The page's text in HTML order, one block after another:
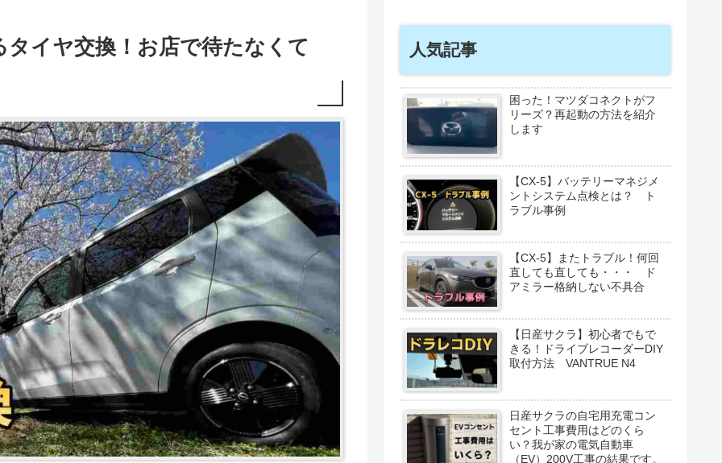
イヤ交換！お店で待たなくて 人気記事
困った！マツダコネクトがフ
リーズ？再起動の方法を紹介
します
【CX-5】バッテリーマネジメ
ントシステム点検とは？ ト
ラブル事例
【CX-5】またトラブル！何回
直しても直しても・・・ ド
アミラー格納しない不具合
【日産サクラ】初心者でもで
きる！ドライブレコーダーDIY
取付方法 VANTRUE N4
日産サクラの自宅用充電コン
セント工事費用はどのくら
い？我が家の電気自動車
（EV）200V工事の結果です。